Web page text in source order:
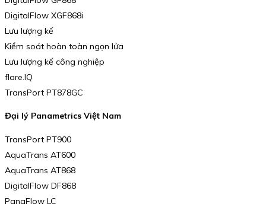
DigitalFlow XGF868i
Lưu lượng kế
Kiểm soát hoàn toàn ngọn lửa
Lưu lượng kế công nghiệp
flare.IQ
TransPort PT878GC
Đại lý Panametrics Việt Nam
TransPort PT900
AquaTrans AT600
AquaTrans AT868
DigitalFlow DF868
PanaFlow LC